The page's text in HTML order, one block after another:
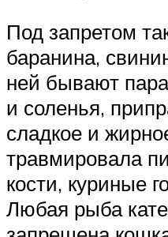
Под запретом
баранина,
ней бывают
и соленья,
сладкое и
травмировала
кости, куриные
Любая рыба